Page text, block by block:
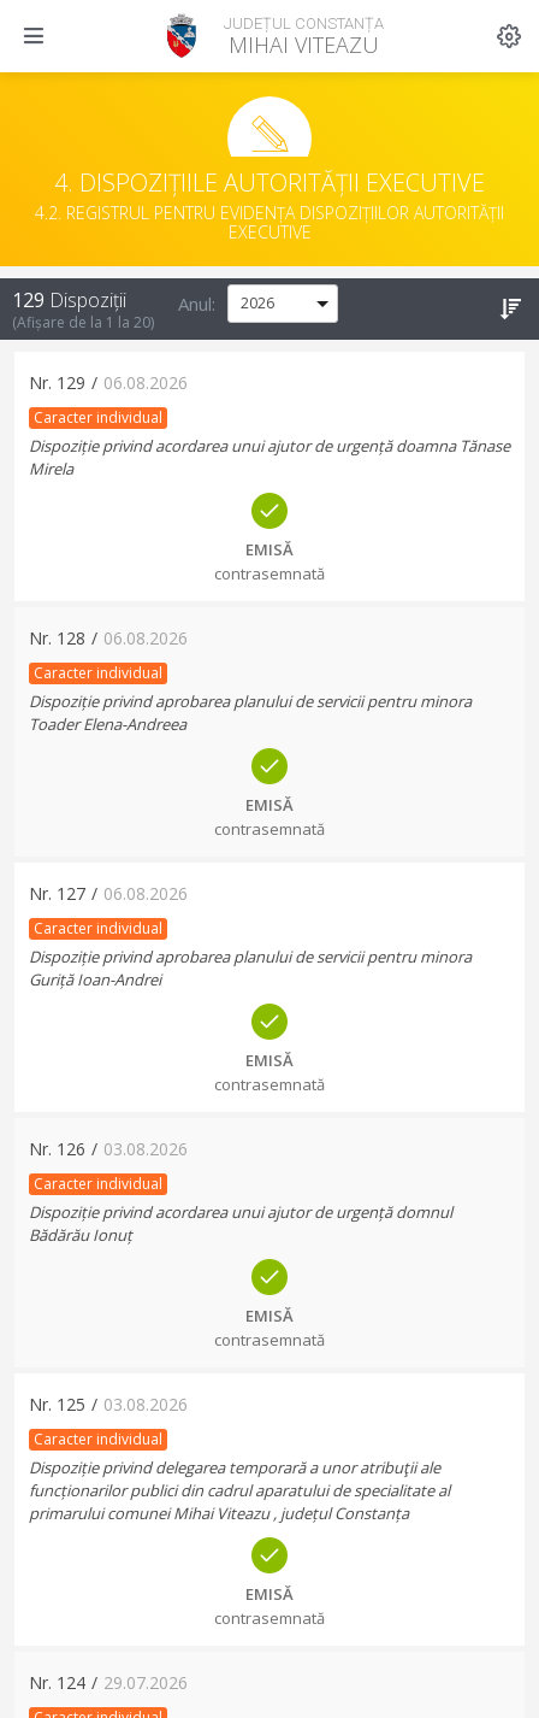
JUDEȚUL CONSTANȚA
MIHAI VITEAZU
4. DISPOZIȚIILE AUTORITĂȚII EXECUTIVE
4.2. REGISTRUL PENTRU EVIDENȚA DISPOZIȚIILOR AUTORITĂȚII
EXECUTIVE
129 Dispoziții
(Afișare de la 1 la 20)
Anul:
Nr. 129 / 06.08.2026
Caracter individual
Dispoziție privind acordarea unui ajutor de urgență doamna Tănase
Mirela
EMISĂ
contrasemnată
Nr. 128 / 06.08.2026
Caracter individual
Dispoziție privind aprobarea planului de servicii pentru minora
Toader Elena-Andreea
EMISĂ
contrasemnată
Nr. 127 / 06.08.2026
Caracter individual
Dispoziție privind aprobarea planului de servicii pentru minora
Guriță Ioan-Andrei
EMISĂ
contrasemnată
Nr. 126 / 03.08.2026
Caracter individual
Dispoziție privind acordarea unui ajutor de urgență domnul
Bădărău Ionuț
EMISĂ
contrasemnată
Nr. 125 / 03.08.2026
Caracter individual
Dispoziție privind delegarea temporară a unor atribuţii ale
funcționarilor publici din cadrul aparatului de specialitate al
primarului comunei Mihai Viteazu , județul Constanța
EMISĂ
contrasemnată
Nr. 124 / 29.07.2026